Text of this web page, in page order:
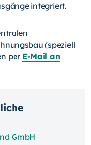
integriert.
(speziell
per E-Mail an
GmbH